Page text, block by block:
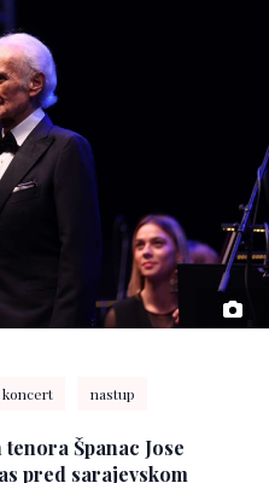
koncert nastup
Španac Jose
pred sarajevskom